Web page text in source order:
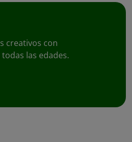
creativos con
las edades.